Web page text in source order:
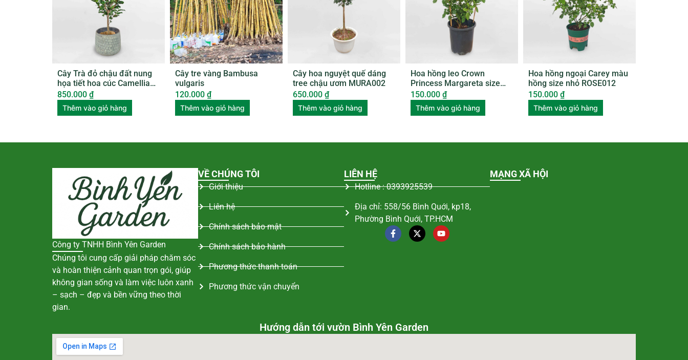
Cây Trà đỏ chậu đất nung
họa tiết hoa cúc Camellia
Japonica
850.000 ₫
Thêm vào giỏ hàng
Cây tre vàng Bambusa
vulgaris
120.000 ₫
Thêm vào giỏ hàng
Cây hoa nguyệt quế dáng
tree chậu ươm MURA002
650.000 ₫
Thêm vào giỏ hàng
Hoa hồng leo Crown
Princess Margareta size
nhỏ ROSE010
150.000 ₫
Thêm vào giỏ hàng
Hoa hồng ngoại Carey màu
hồng size nhỏ ROSE012
150.000 ₫
Thêm vào giỏ hàng
Công ty TNHH Bình Yên Garden
Chúng tôi cung cấp giải pháp chăm sóc
và hoàn thiện cảnh quan trọn gói, giúp
không gian sống và làm việc luôn xanh
– sạch – đẹp và bền vững theo thời
gian.
VỀ CHÚNG TÔI
Giới thiệu
Liên hệ
Chính sách bảo mật
Chính sách bảo hành
Phương thức thanh toán
Phương thức vận chuyển
LIÊN HỆ
Hotline : 0393925539
Địa chỉ: 558/56 Bình Quới, kp18,
Phường Bình Quới, TP.HCM
MẠNG XÃ HỘI
Hướng dẫn tới vườn Bình Yên Garden